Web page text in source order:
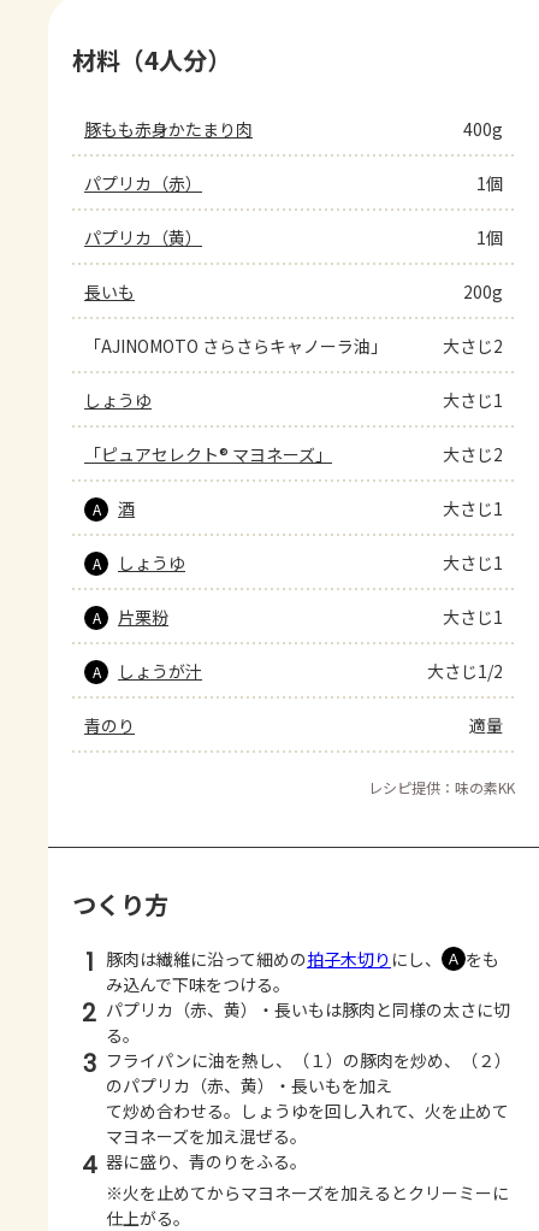
材料（4人分）
豚もも赤身かたまり肉 400g
パプリカ（赤） 1個
パプリカ（黄） 1個
長いも 200g
「AJINOMOTO さらさらキャノーラ油」 大さじ2
しょうゆ 大さじ1
「ピュアセレクト® マヨネーズ」 大さじ2
A 酒 大さじ1
A しょうゆ 大さじ1
A 片栗粉 大さじ1
A しょうが汁 大さじ1/2
青のり 適量
レシピ提供：味の素KK
つくり方
1 豚肉は繊維に沿って細めの拍子木切り にし、 Ａ をも
み込んで下味をつける。
2 パプリカ（赤、黄）・長いもは豚肉と同様の太さに切
る。
3 フライパンに油を熱し、（１）の豚肉を炒め、（２）
のパプリカ（赤、黄）・長いもを加え
て炒め合わせる。しょうゆを回し入れて、火を止めて
マヨネーズを加え混ぜる。
4 器に盛り、青のりをふる。
※火を止めてからマヨネーズを加えるとクリーミーに
仕上がる。